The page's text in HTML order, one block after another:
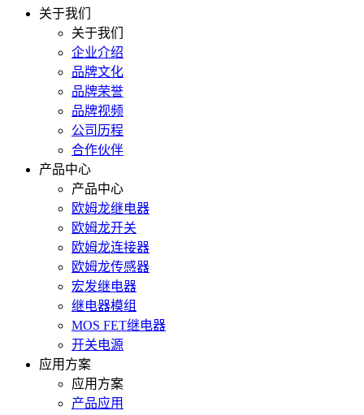
关于我们
关于我们
企业介绍
品牌文化
品牌荣誉
品牌视频
公司历程
合作伙伴
产品中心
产品中心
欧姆龙继电器
欧姆龙开关
欧姆龙连接器
欧姆龙传感器
宏发继电器
继电器模组
MOS FET继电器
开关电源
应用方案
应用方案
产品应用